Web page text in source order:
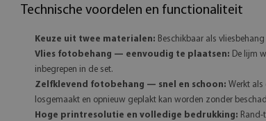
Technische voordelen en functionaliteit
Keuze uit twee materialen: Beschikbaar als
Vlies fotobehang — eenvoudig te plaatsen: De lijm
inbegrepen in de set.
Zelfklevend fotobehang — snel en schoon: Werkt als
losgemaakt en opnieuw geplakt kan worden zonder
Hoge printresolutie en volledige bedrukking: